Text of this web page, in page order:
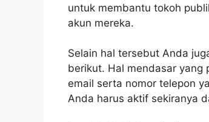
untuk membantu tokoh
akun mereka.
Selain hal tersebut Anda
berikut. Hal mendasar yang
email serta nomor telepon
Anda harus aktif sekiranya